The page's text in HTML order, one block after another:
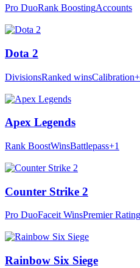
Pro DuoRank BoostingAccounts
Dota 2
DivisionsRanked winsCalibration
Apex Legends
Rank BoostWinsBattlepass+1
Counter Strike 2
Pro DuoFaceit WinsPremier Rating
Rainbow Six Siege